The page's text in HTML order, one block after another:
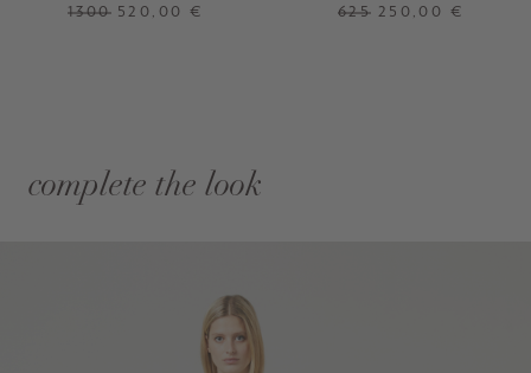
1300 520,00 € 625 250,00 €
complete the look